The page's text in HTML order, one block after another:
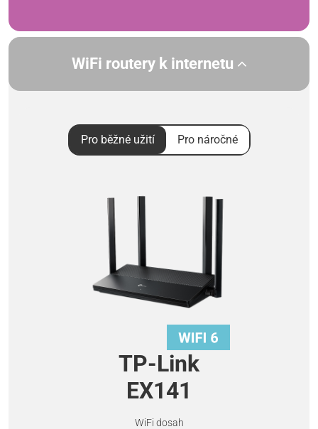
WiFi routery k internetu
Pro běžné užití Pro náročné
TP-Link
EX141
WiFi dosah